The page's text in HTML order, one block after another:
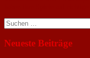
Suchen
nach:
Neueste Beiträge